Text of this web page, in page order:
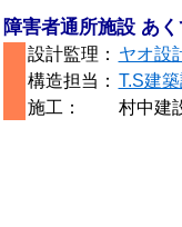
障害者通所施設 あ
設計監理： ヤオ設
構造担当： T.S建
施工：
村中建